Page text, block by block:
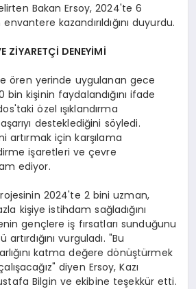
Bakan Ersoy, 2024'te 6
kazandırıldığını duyurdu.
ZİYARETÇİ DENEYİMİ
ören yerinde uygulanan gece
kişinin faydalandığını ifade
özel ışıklandırma
desteklediğini söyledi.
artırmak için karşılama
işaretleri ve çevre
ediyor.
2024'te 2 bini uzman,
kişiye istihdam sağladığını
gençlere iş fırsatları sunduğunu
vurguladı. "Bu
katma değere dönüştürmek
diyen Ersoy, Kazı
Bilgin ve ekibine teşekkür etti.